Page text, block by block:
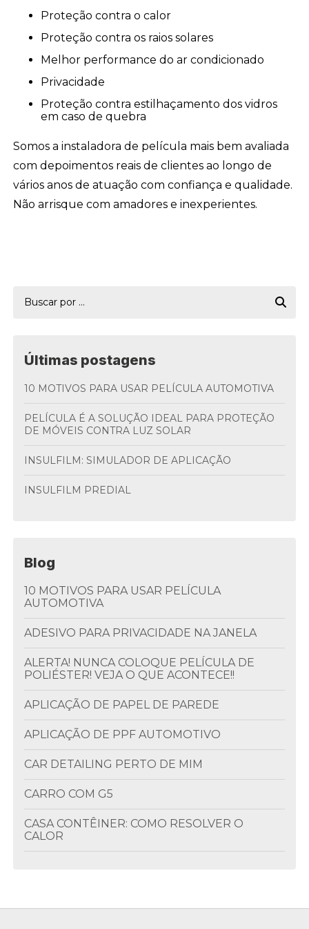
Proteção contra o calor
Proteção contra os raios solares
Melhor performance do ar condicionado
Privacidade
Proteção contra estilhaçamento dos vidros
em caso de quebra
Somos a instaladora de película mais bem avaliada
com depoimentos reais de clientes ao longo de
vários anos de atuação com confiança e qualidade.
Não arrisque com amadores e inexperientes.
Últimas postagens
10 MOTIVOS PARA USAR PELÍCULA AUTOMOTIVA
PELÍCULA É A SOLUÇÃO IDEAL PARA PROTEÇÃO
DE MÓVEIS CONTRA LUZ SOLAR
INSULFILM: SIMULADOR DE APLICAÇÃO
INSULFILM PREDIAL
Blog
10 MOTIVOS PARA USAR PELÍCULA
AUTOMOTIVA
ADESIVO PARA PRIVACIDADE NA JANELA
ALERTA! NUNCA COLOQUE PELÍCULA DE
POLIÉSTER! VEJA O QUE ACONTECE!!
APLICAÇÃO DE PAPEL DE PAREDE
APLICAÇÃO DE PPF AUTOMOTIVO
CAR DETAILING PERTO DE MIM
CARRO COM G5
CASA CONTÊINER: COMO RESOLVER O
CALOR